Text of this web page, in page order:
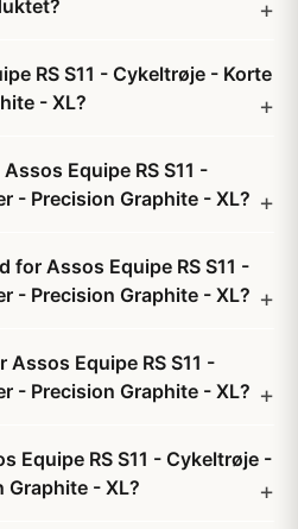
RS S11 - Cykeltrøje - Korte
- XL?
Equipe RS S11 -
- Precision Graphite - XL?
for Assos Equipe RS S11 -
- Precision Graphite - XL?
Equipe RS S11 -
- Precision Graphite - XL?
Equipe RS S11 - Cykeltrøje -
- XL?